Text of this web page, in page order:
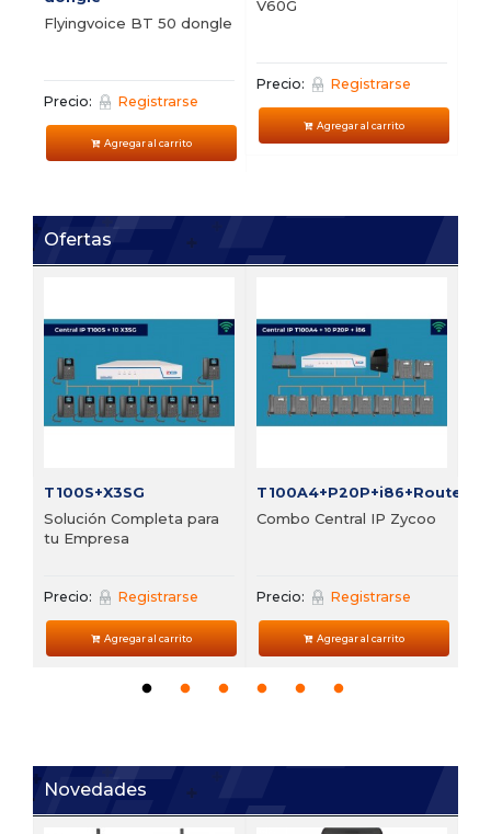
Flyingvoice BT 50 dongle
Precio: Registrarse
Agregar al carrito
V60G
Precio: Registrarse
Agregar al carrito
Ofertas
T100S+X3SG
Solución Completa para
tu Empresa
Precio: Registrarse
Agregar al carrito
T100A4+P20P+i86+Router
Combo Central IP Zycoo
Precio: Registrarse
Agregar al carrito
Novedades